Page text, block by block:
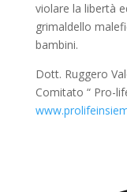
violare la libertà
grimaldello
bambini.
Dott. Ruggero
Comitato “ Pro-